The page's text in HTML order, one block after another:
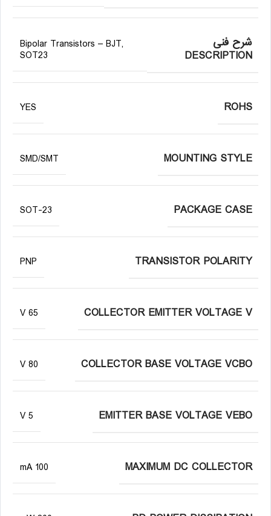
شرح فنی
DESCRIPTION
Bipolar Transistors – BJT,
SOT23
ROHS
YES
MOUNTING STYLE
SMD/SMT
PACKAGE CASE
SOT-23
TRANSISTOR POLARITY
PNP
COLLECTOR EMITTER VOLTAGE V
65 V
COLLECTOR BASE VOLTAGE VCBO
80 V
EMITTER BASE VOLTAGE VEBO
5 V
MAXIMUM DC COLLECTOR
100 mA